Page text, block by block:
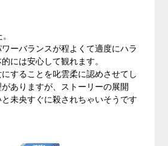
ーバランスが程よくて適度にハラ
には安心して観れます。
することを叱雲柔に認めさせてし
ありますが、ストーリーの展開
と未央すぐに殺されちゃいそうです